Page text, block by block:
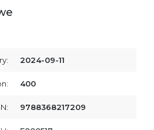
2024-09-11
400
9788368217209